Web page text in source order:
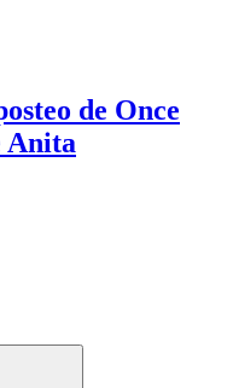
de Once
Anita